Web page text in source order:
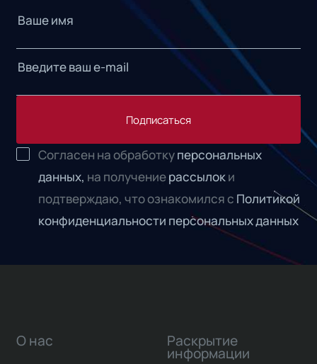
Подписаться
Согласен на обработкуперсональных
данных, на получениерассылоки
подтверждаю, что ознакомился с Политикой
конфиденциальности персональных данных
О нас Раскрытие
информации